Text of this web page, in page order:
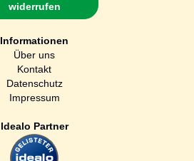
widerrufen
Informationen
Über uns
Kontakt
Datenschutz
Impressum
Idealo Partner